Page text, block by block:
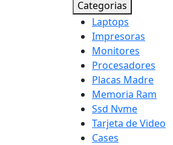
Categorias
Laptops
Impresoras
Monitores
Procesadores
Placas Madre
Memoria Ram
Ssd Nvme
Tarjeta de Video
Cases